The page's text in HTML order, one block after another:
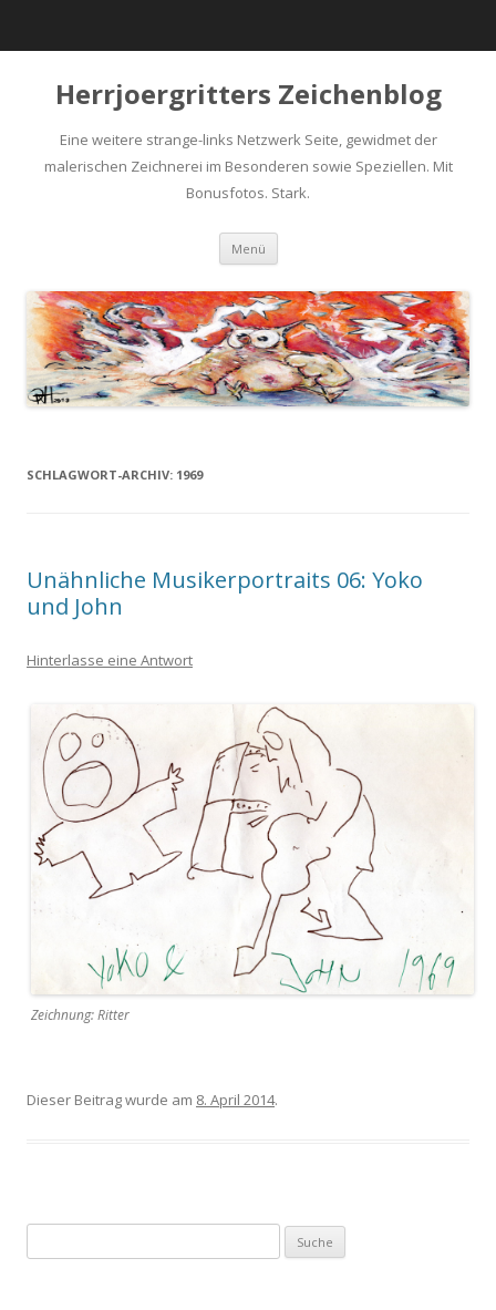
Herrjoergritters Zeichenblog
Eine weitere strange-links Netzwerk Seite, gewidmet der
malerischen Zeichnerei im Besonderen sowie Speziellen. Mit
Bonusfotos. Stark.
Menü Zum Inhalt springen
SCHLAGWORT-ARCHIV: 1969
Unähnliche Musikerportraits 06: Yoko
und John
Hinterlasse eine Antwort
Zeichnung: Ritter
Dieser Beitrag wurde am 8. April 2014.